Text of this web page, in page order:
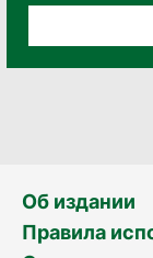
Об издании
Правила